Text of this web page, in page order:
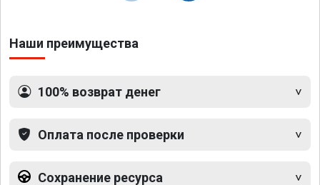
Наши преимущества
100% возврат денег
Оплата после проверки
Сохранение ресурса